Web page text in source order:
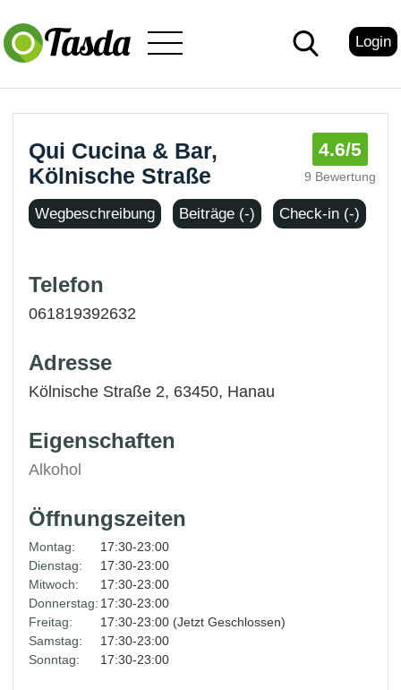
Login
Qui Cucina & Bar,
Kölnische Straße
4.6/5
9 Bewertung
Wegbeschreibung Beiträge (-) Check-in (-)
Telefon
061819392632
Adresse
Kölnische Straße 2, 63450, Hanau
Eigenschaften
Alkohol
Öffnungszeiten
Montag:
17:30-23:00
Dienstag:
17:30-23:00
Mitwoch:
17:30-23:00
Donnerstag: 17:30-23:00
Freitag:
17:30-23:00 (Jetzt Geschlossen)
Samstag:
17:30-23:00
Sonntag:
17:30-23:00